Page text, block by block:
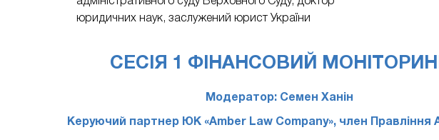
юридичних наук, заслужений юрист України
СЕСІЯ 1 ФІНАНСОВИЙ
Модератор: Семен Ханін
Керуючий партнер ЮК «Amber Law Company», член Правління